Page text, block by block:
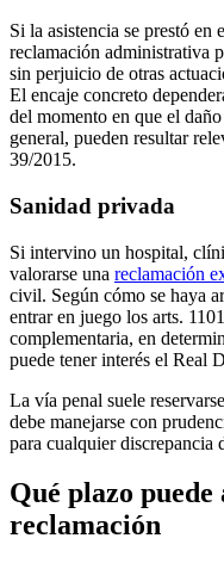
Si la asistencia se prestó en
reclamación administrativa
sin perjuicio de otras
El encaje concreto
del momento en que el
general, pueden resultar
39/2015.
Sanidad privada
Si intervino un hospital,
valorarse una reclamación
civil. Según cómo se haya
entrar en juego los arts.
complementaria, en
puede tener interés el Real
La vía penal suele
debe manejarse con
para cualquier discrepancia
Qué plazo
reclamación